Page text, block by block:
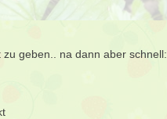
geben.. na dann aber schnell: